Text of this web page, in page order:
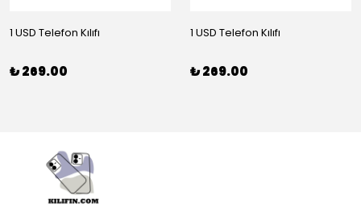
1 USD Telefon Kılıfı
₺ 269.00
1 USD Telefon Kılıfı
₺ 269.00